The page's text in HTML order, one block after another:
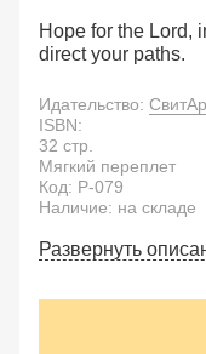
Hope for the Lord,
direct your paths.
Идательство:
ISBN:
32 стр.
Мягкий переплет
Код: P-079
Наличие: на складе
Развернуть